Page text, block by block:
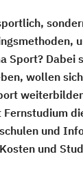
Sport? Dabei
wollen
und
und